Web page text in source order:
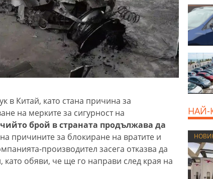
в Китай, като стана причина за
на мерките за сигурност на
чийто брой в страната продължава да
причините за блокиране на вратите и
производител засега отказва да
обяви, че ще го направи след края на
НАЙ-